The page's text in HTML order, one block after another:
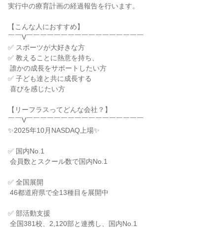
実行中の療育計画の経過報告を行います。
【こんな人におすすめ】
￣￣V￣￣￣￣￣￣￣￣￣￣￣￣￣￣￣￣￣
✅ スポーツが大好きな方
✅ 教えることに熱意を持ち、
✅ 子ども達と共に成長する
【リーフラスってどんな会社？】
￣￣V￣￣￣￣￣￣￣￣￣￣￣￣￣￣￣￣￣
✨2025年10月NASDAQ上場✨
✅ 国内No.1
✅ 全国展開
✅ 部活動支援